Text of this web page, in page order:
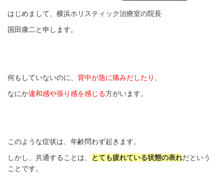
はじめまして、横浜ホリスティック治療室の院長
国田康二と申します。
何もしていないのに、 背中が急に痛みだしたり
なにか違和感や張り感を感じる方がいます。
このような症状は、年齢問わず起きます。
しかし、共通することは、
とても疲れている状態の表れだという
ことです。